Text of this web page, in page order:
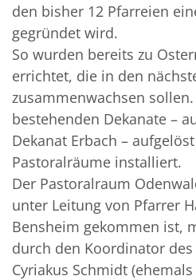
den bisher 12 Pfarreien
gegründet wird.
So wurden bereits zu
errichtet, die in den
zusammenwachsen
bestehenden Dekanate –
Dekanat Erbach –
Pastoralräume installiert.
Der Pastoralraum
unter Leitung von Pfarrer
Bensheim gekommen ist,
durch den Koordinator
Cyriakus Schmidt